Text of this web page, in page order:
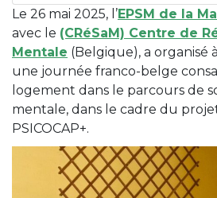
Le 26 mai 2025, l’EPSM de la
avec le (CRéSaM) Centre de
Mentale (Belgique), a organisé
une journée franco-belge
logement dans le parcours de
mentale, dans le cadre du
PSICOCAP+.